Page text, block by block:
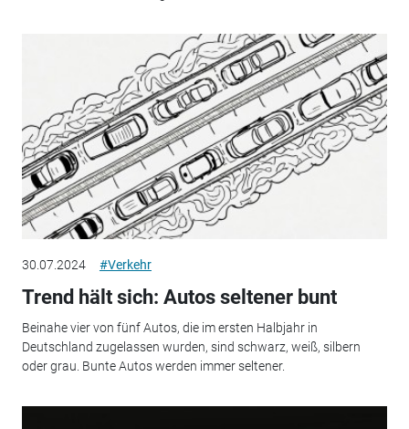
30.07.2024 #Verkehr
Trend hält sich: Autos seltener bunt
Beinahe vier von fünf Autos, die im ersten Halbjahr in
Deutschland zugelassen wurden, sind schwarz, weiß, silbern
oder grau. Bunte Autos werden immer seltener.